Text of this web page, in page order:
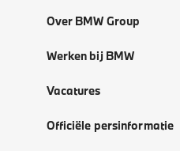
Over BMW Group
Werken bij BMW
Vacatures
Officiële persinformatie